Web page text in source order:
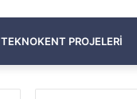
TEKNOKENT PROJELERI